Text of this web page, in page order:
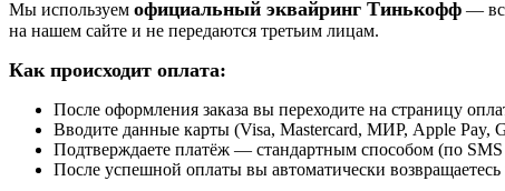
Мы используем официальный эквайринг Тинькофф —
на нашем сайте и не передаются третьим лицам.
Как происходит оплата:
После оформления заказа вы переходите на страницу
Вводите данные карты (Visa, Mastercard, МИР, Apple Pay,
Подтверждаете платёж — стандартным способом (по
После успешной оплаты вы автоматически